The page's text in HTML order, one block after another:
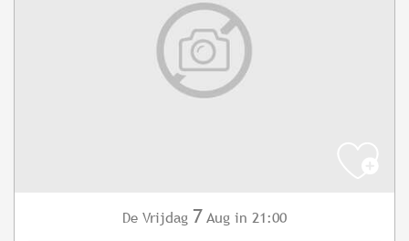
De Vrijdag 7 Aug in 21:00